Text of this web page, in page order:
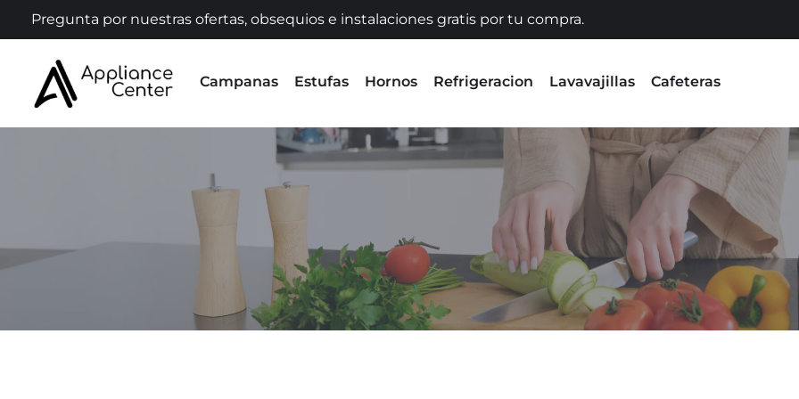
Pregunta por nuestras ofertas, obsequios e instalaciones gratis por tu compra.
Campanas Estufas Hornos Refrigeracion Lavavajillas Cafeteras